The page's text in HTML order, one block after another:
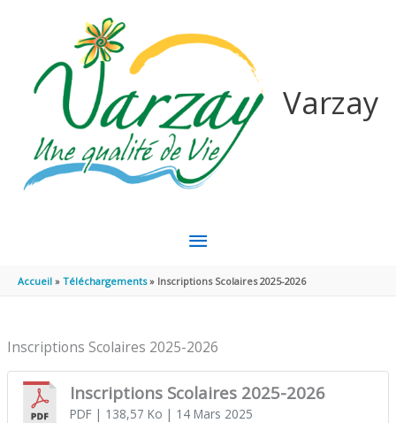
Varzay
MENU
PRINCIPAL
Accueil Téléchargements Inscriptions Scolaires 2025-2026
Inscriptions Scolaires 2025-2026
Inscriptions Scolaires 2025-2026
PDF| 138,57 Ko | 14 Mars 2025